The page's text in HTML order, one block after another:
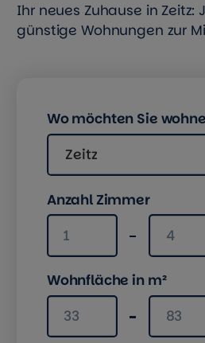
Ihr neues Zuhause in
günstige Wohnungen zur
Wo möchten Sie
Zeitz
Anzahl Zimmer
Anzahl ZimmerAnzahl
Wohnfläche in m²
Wohnfläche in m²